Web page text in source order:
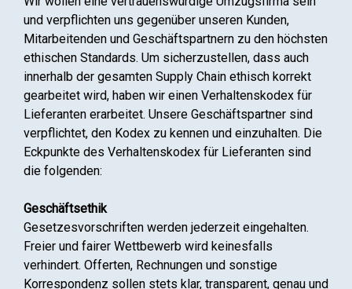
und verpflichten uns gegenüber unseren Kunden,
Mitarbeitenden und Geschäftspartnern zu den höchsten
ethischen Standards. Um sicherzustellen, dass auch
innerhalb der gesamten Supply Chain ethisch korrekt
gearbeitet wird, haben wir einen Verhaltenskodex für
Lieferanten erarbeitet. Unsere Geschäftspartner sind
verpflichtet, den Kodex zu kennen und einzuhalten. Die
Eckpunkte des Verhaltenskodex für Lieferanten sind
die folgenden:
Geschäftsethik
Gesetzesvorschriften werden jederzeit eingehalten.
Freier und fairer Wettbewerb wird keinesfalls
verhindert. Offerten, Rechnungen und sonstige
Korrespondenz sollen stets klar, transparent, genau und